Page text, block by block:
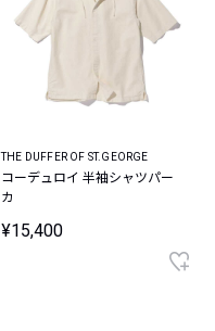
THE DUFFER OF ST.GEORGE
コーデュロイ 半袖シャツパー
カ
¥15,400